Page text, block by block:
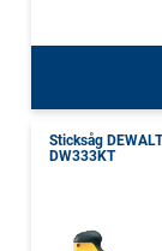
Sticksåg DEWALT
DW333KT